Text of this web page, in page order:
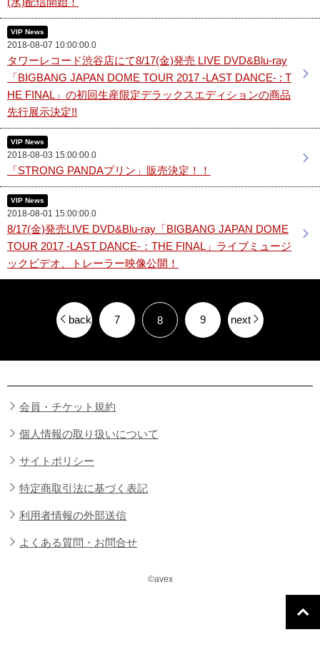
VIP News
2018-08-07 10:00:00.0
タワーレコード渋谷店にて8/17(金)発売 LIVE DVD&Blu-ray
「BIGBANG JAPAN DOME TOUR 2017 -LAST DANCE- : T
HE FINAL」の初回生産限定デラックスエディションの商品
先行展示決定!!
VIP News
2018-08-03 15:00:00.0
「STRONG PANDAプリン」販売決定！！
VIP News
2018-08-01 15:00:00.0
8/17(金)発売LIVE DVD&Blu-ray「BIGBANG JAPAN DOME
TOUR 2017 -LAST DANCE-：THE FINAL」ライブミュージ
ックビデオ、トレーラー映像公開！
back 7 8 9 next
会員・チケット規約
個人情報の取り扱いについて
サイトポリシー
特定商取引法に基づく表記
利用者情報の外部送信
よくある質問・お問合せ
©avex